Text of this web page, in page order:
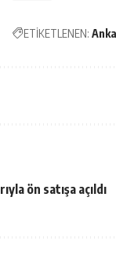
ETİKETLENEN:
ön satışa açıldı